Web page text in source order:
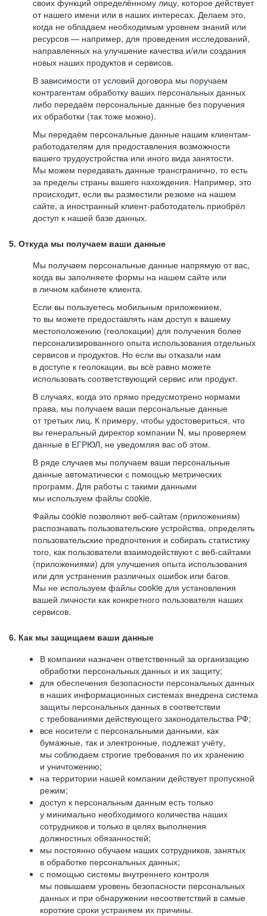
своих функций определённому лицу, которое действует
от нашего имени или в наших интересах. Делаем это,
когда не обладаем необходимым уровнем знаний или
ресурсов — например, для проведения исследований,
направленных на улучшение качества и/или создания
новых наших продуктов и сервисов.
В зависимости от условий договора мы поручаем
контрагентам обработку ваших персональных данных
либо передаём персональные данные без поручения
их обработки (так тоже можно).
Мы передаём персональные данные нашим клиентам-
работодателям для предоставления возможности
вашего трудоустройства или иного вида занятости.
Мы можем передавать данные трансгранично, то есть
за пределы страны вашего нахождения. Например, это
происходит, если вы разместили резюме на нашем
сайте, а иностранный клиент-работодатель приобрёл
доступ к нашей базе данных.
5. Откуда мы получаем ваши данные
Мы получаем персональные данные напрямую от вас,
когда вы заполняете формы на нашем сайте или
в личном кабинете клиента.
Если вы пользуетесь мобильным приложением,
то вы можете предоставлять нам доступ к вашему
местоположению (геолокации) для получения более
персонализированного опыта использования отдельных
сервисов и продуктов. Но если вы отказали нам
в доступе к геолокации, вы всё равно можете
использовать соответствующий сервис или продукт.
В случаях, когда это прямо предусмотрено нормами
права, мы получаем ваши персональные данные
от третьих лиц. К примеру, чтобы удостовериться, что
вы генеральный директор компании N, мы проверяем
данные в ЕГРЮЛ, не уведомляя вас об этом.
В ряде случаев мы получаем ваши персональные
данные автоматически с помощью метрических
программ. Для работы с такими данными
мы используем файлы cookie.
Файлы cookie позволяют веб-сайтам (приложениям)
распознавать пользовательские устройства, определять
пользовательские предпочтения и собирать статистику
того, как пользователи взаимодействуют с веб-сайтами
(приложениями) для улучшения опыта использования
или для устранения различных ошибок или багов.
Мы не используем файлы cookie для установления
вашей личности как конкретного пользователя наших
сервисов.
6. Как мы защищаем ваши данные
В компании назначен ответственный за организацию
обработки персональных данных и их защиту;
для обеспечения безопасности персональных данных
в наших информационных системах внедрена система
защиты персональных данных в соответствии
с требованиями действующего законодательства РФ;
все носители с персональными данными, как
бумажные, так и электронные, подлежат учёту,
мы соблюдаем строгие требования по их хранению
и уничтожению;
на территории нашей компании действует пропускной
режим;
доступ к персональным данным есть только
у минимально необходимого количества наших
сотрудников и только в целях выполнения
должностных обязанностей;
мы постоянно обучаем наших сотрудников, занятых
в обработке персональных данных;
с помощью системы внутреннего контроля
мы повышаем уровень безопасности персональных
данных и при обнаружении несоответствий в самые
короткие сроки устраняем их причины.